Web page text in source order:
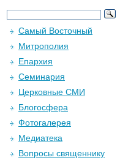
Самый Восточный
Митрополия
Епархия
Семинария
Церковные СМИ
Блогосфера
Фотогалерея
Медиатека
Вопросы священнику